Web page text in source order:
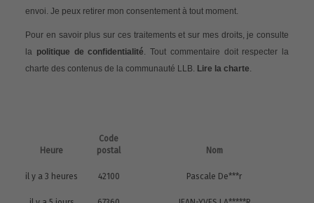
envoi. Je peux retirer mon consentement à tout moment.
Pour en savoir plus sur ces traitements et sur mes droits, je consulte
la politique de confidentialité. Tout commentaire doit respecter la
charte des contenus de la communauté LLB. Lire la charte.
Heure
Code
postal
Nom
il y a 3 heures 42100 Pascale De***r